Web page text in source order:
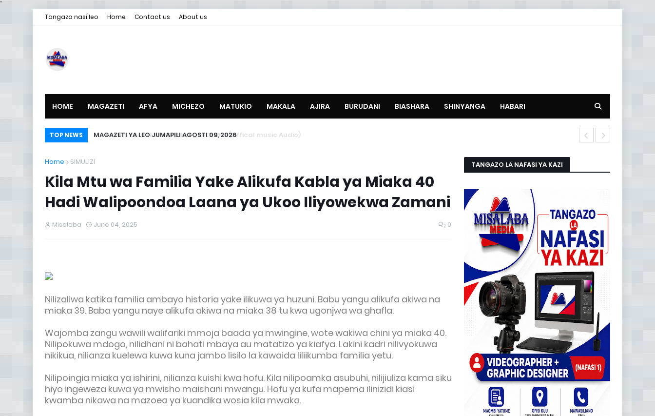
"
Tangaza nasi leo Home Contact us About us
HOME MAGAZETI AFYA MICHEZO MATUKIO MAKALA AJIRA BURUDANI BIASHARA SHINYANGA HABARI
TOP NEWS MAGAZETI YA LEO JUMAPILI AGOSTI 09, 2026
Home SIMULIZI
Kila Mtu wa Familia Yake Alikufa Kabla ya Miaka 40
Hadi Walipoondoa Laana ya Ukoo Iliyowekwa Zamani
Misalaba June 04, 2025 0
Nilizaliwa katika familia ambayo historia yake ilikuwa ya huzuni. Babu yangu alikufa akiwa na
miaka 39. Baba yangu naye alikufa akiwa na miaka 38 tu kwa ugonjwa wa ghafla.
Wajomba zangu wawili walifariki mmoja baada ya mwingine, wote wakiwa chini ya miaka 40.
Nilipokuwa mdogo, nilidhani ni bahati mbaya au matatizo ya kiafya. Lakini kadri nilivyokuwa
nikikua, nilianza kuelewa kuwa kuna jambo lisilo la kawaida liliikumba familia yetu.
Nilipoingia miaka ya ishirini, nilianza kuishi kwa hofu. Kila nilipoamka asubuhi, nilijiuliza kama siku
hiyo ingeweza kuwa ya mwisho maishani mwangu. Hofu ya kufa mapema ilinizidi kiasi
kwamba nikawa na mazoea ya kuandika wosia kila mwaka.
TANGAZO LA NAFASI YA KAZI